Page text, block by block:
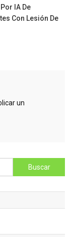
IA De
Con Lesión De
un
Buscar: